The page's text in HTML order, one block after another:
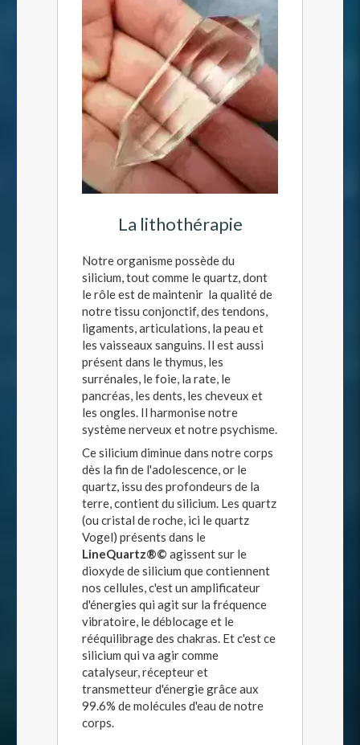
La lithothérapie
Notre organisme possède du
silicium, tout comme le quartz, dont
le rôle est de maintenir la qualité de
notre tissu conjonctif, des tendons,
ligaments, articulations, la peau et
les vaisseaux sanguins. Il est aussi
présent dans le thymus, les
surrénales, le foie, la rate, le
pancréas, les dents, les cheveux et
les ongles. Il harmonise notre
système nerveux et notre psychisme.
Ce silicium diminue dans notre corps
dès la fin de l'adolescence, or le
quartz, issu des profondeurs de la
terre, contient du silicium. Les quartz
(ou cristal de roche, ici le quartz
Vogel) présents dans le
LineQuartz®© agissent sur le
dioxyde de silicium que contiennent
nos cellules, c'est un amplificateur
d'énergies qui agit sur la fréquence
vibratoire, le déblocage et le
rééquilibrage des chakras. Et c'est ce
silicium qui va agir comme
catalyseur, récepteur et
transmetteur d'énergie grâce aux
99.6% de molécules d'eau de notre
corps.